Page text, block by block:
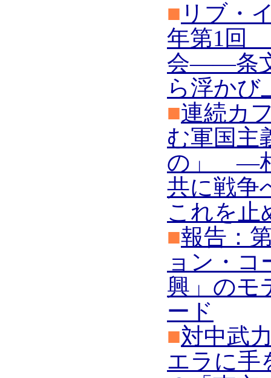
■ リブ・
年第1回
会――条
ら浮かび
■連続カ
む軍国主
の」 ―相
共に戦争
これを
■報告：
ョン・
興」のモ
ード
■対中武
エラに手